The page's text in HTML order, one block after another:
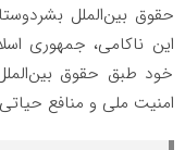
حقوق بین‌الملل
این ناکامی، جمهوری
خود طبق حقوق
امنیت ملی و منافع